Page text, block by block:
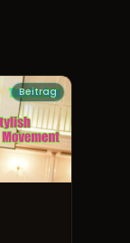
Beitrag